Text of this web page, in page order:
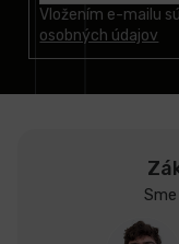
Vložením e-mailu
osobných údajov